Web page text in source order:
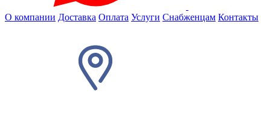
О компании Доставка Оплата Услуги Снабженцам Контакты